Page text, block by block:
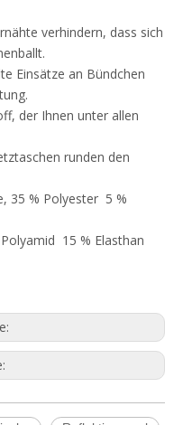
verhindern, dass sich
Einsätze an Bündchen
der Ihnen unter allen
runden den
35 % Polyester 5 %
15 % Elasthan